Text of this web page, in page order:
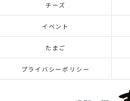
チーズ
イベント
たまご
プライバシーポリシー